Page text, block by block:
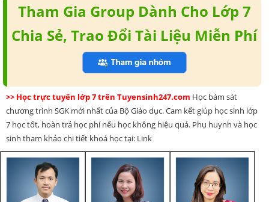
Tham Gia Group Dành Cho Lớp 7
Chia Sẻ, Trao Đổi Tài Liệu Miễn Phí
>> Học trực tuyến lớp 7 trên Tuyensinh247.com Học bám sát
chương trình SGK mới nhất của Bộ Giáo dục. Cam kết giúp học sinh lớp
7 học tốt, hoàn trả học phí nếu học không hiệu quả. Phụ huynh và học
sinh tham khảo chi tiết khoá học tại: Link